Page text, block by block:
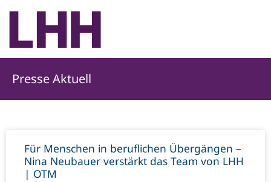
Presse Aktuell
Für Menschen in beruflichen Übergängen –
Nina Neubauer verstärkt das Team von LHH
| OTM